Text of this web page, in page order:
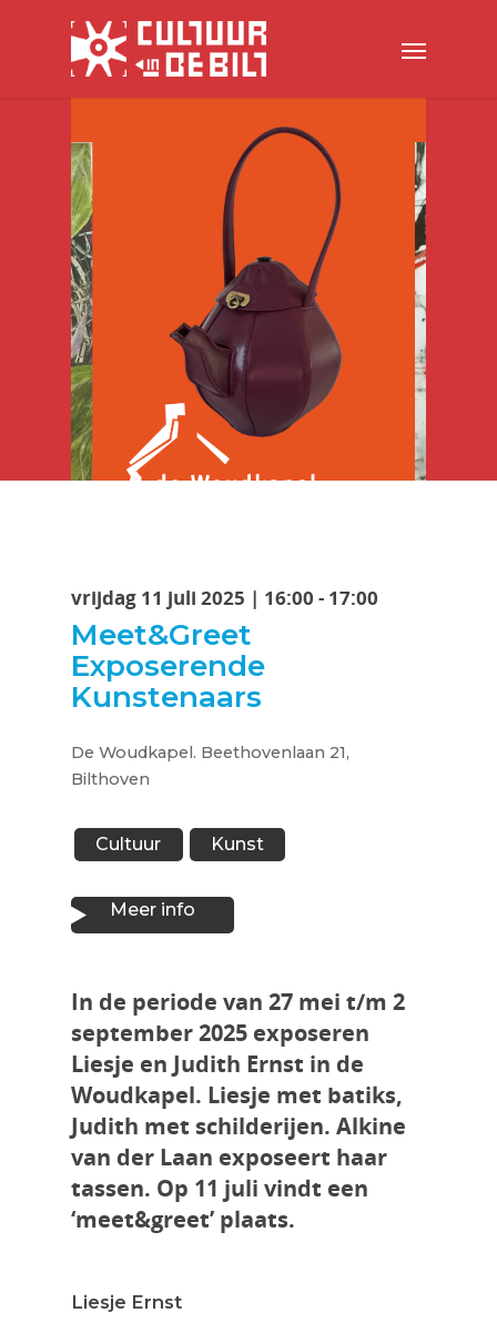
vrijdag 11 juli 2025 | 16:00 - 17:00
Meet&Greet
Exposerende
Kunstenaars
De Woudkapel. Beethovenlaan 21,
Bilthoven
Cultuur Kunst
Meer info
In de periode van 27 mei t/m 2
september 2025 exposeren
Liesje en Judith Ernst in de
Woudkapel. Liesje met batiks,
Judith met schilderijen. Alkine
van der Laan exposeert haar
tassen. Op 11 juli vindt een
‘meet&greet’ plaats.
Liesje Ernst